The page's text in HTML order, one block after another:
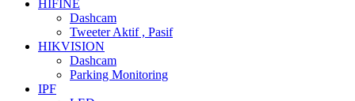
HIFINE
Dashcam
Tweeter Aktif , Pasif
HIKVISION
Dashcam
Parking Monitoring
IPF